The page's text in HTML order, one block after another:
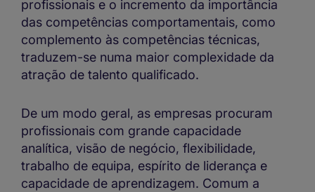
profissionais e o incremento da importância
das competências comportamentais, como
complemento às competências técnicas,
traduzem-se numa maior complexidade da
atração de talento qualificado.
De um modo geral, as empresas procuram
profissionais com grande capacidade
analítica, visão de negócio, flexibilidade,
trabalho de equipa, espírito de liderança e
capacidade de aprendizagem. Comum a